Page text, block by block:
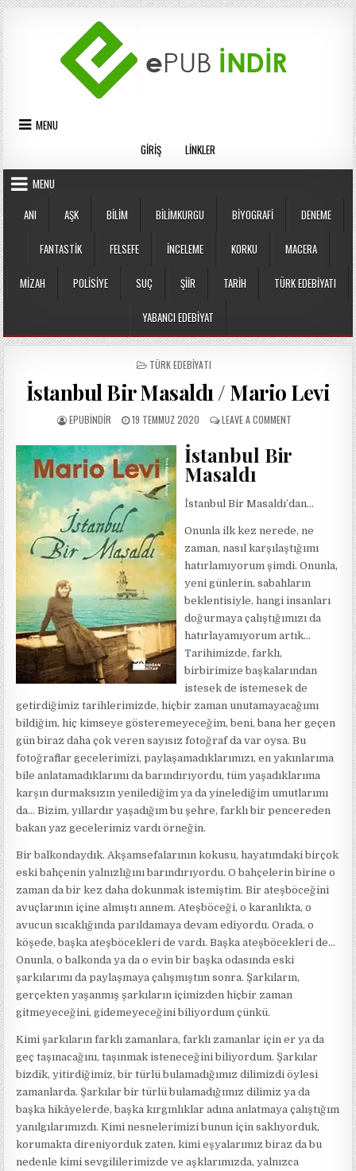
Skip
to
content
MENU
GIRIŞ
LINKLER
MENU
ANI
AŞK BILIM BILIMKURGU BIYOGRAFI DENEME
FANTASTIK FELSEFE İNCELEME KORKU MACERA
MIZAH POLISIYE SUÇ ŞIIR TARIH TÜRK EDEBIYATI
YABANCI EDEBIYAT
POSTED
TÜRK EDEBIYATI
İstanbul Bir Masaldı / Mario Levi
AUTHOR:
EPUBINDIR
PUBLISHED
19 TEMMUZ 2020 LEAVE A COMMENTON
MASALDI
LEVI
İstanbul Bir
Masaldı
İstanbul Bir Masaldı’dan…
Onunla ilk kez nerede, ne
zaman, nasıl karşılaştığımı
hatırlamıyorum şimdi. Onunla,
yeni günlerin, sabahların
beklentisiyle, hangi insanları
doğurmaya çalıştığımızı da
hatırlayamıyorum artık…
Tarihimizde, farklı,
birbirimize başkalarından
istesek de istemesek de
getirdiğimiz tarihlerimizde, hiçbir zaman unutamayacağımı
bildiğim, hiç kimseye gösteremeyeceğim, beni, bana her geçen
gün biraz daha çok veren sayısız fotoğraf da var oysa. Bu
fotoğraflar gecelerimizi, paylaşamadıklarımızı, en yakınlarıma
bile anlatamadıklarımı da barındırıyordu, tüm yaşadıklarıma
karşın durmaksızın yenilediğim ya da yinelediğim umutlarımı
da… Bizim, yıllardır yaşadığım bu şehre, farklı bir pencereden
bakan yaz gecelerimiz vardı örneğin.
Bir balkondaydık. Akşamsefalarının kokusu, hayatımdaki birçok
eski bahçenin yalnızlığını barındırıyordu. O bahçelerin birine o
zaman da bir kez daha dokunmak istemiştim. Bir ateşböceğini
avuçlarının içine almıştı annem. Ateşböceği, o karanlıkta, o
avucun sıcaklığında parıldamaya devam ediyordu. Orada, o
köşede, başka ateşböcekleri de vardı. Başka ateşböcekleri de…
Onunla, o balkonda ya da o evin bir başka odasında eski
şarkılarımı da paylaşmaya çalışmıştım sonra. Şarkıların,
gerçekten yaşanmış şarkıların içimizden hiçbir zaman
gitmeyeceğini, gidemeyeceğini biliyordum çünkü.
Kimi şarkıların farklı zamanlara, farklı zamanlar için er ya da
geç taşınacağını, taşınmak isteneceğini biliyordum. Şarkılar
bizdik, yitirdiğimiz, bir türlü bulamadığımız dilimizdi öylesi
zamanlarda. Şarkılar bir türlü bulamadığımız dilimiz ya da
başka hikâyelerde, başka kırgınlıklar adına anlatmaya çalıştığım
yanılgılarımızdı. Kimi nesnelerimizi bunun için saklıyorduk,
korumakta direniyorduk zaten, kimi eşyalarımız biraz da bu
nedenle kimi sevgililerimizde ve aşklarımızda, yalnızca